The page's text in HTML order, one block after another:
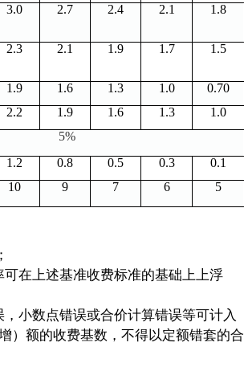
3.0 2.7 2.4 2.1 1.8
2.3 2.1 1.9 1.7 1.5
1.9 1.6 1.3 1.0
0.70
2.2 1.9 1.6 1.3
1.0
5%
1.2 0.8 0.5 0.3
0.1
10 9 7 6 5
在上述基准收费标准的基础上上浮
小数点错误或合价计算错误等可计入
）额的收费基数，不得以定额错套的合